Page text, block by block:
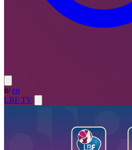
it/ en
LBF TV